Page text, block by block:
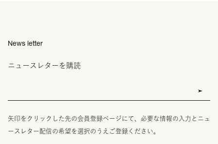
News letter
ニュースレターを購読
矢印をクリックした先の会員登録ページにて、必要な情報の入力とニュ
ースレター配信の希望を選択のうえご登録ください。